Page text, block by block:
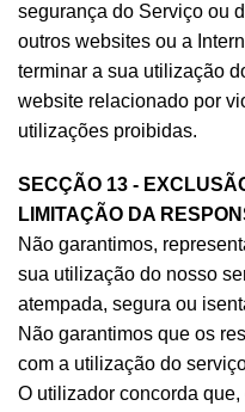
segurança do Serviço ou
outros websites ou a
terminar a sua utilização
website relacionado por
utilizações proibidas.
SECÇÃO 13 -
LIMITAÇÃO DA
Não garantimos,
sua utilização do nosso
atempada, segura ou
Não garantimos que os
com a utilização do
O utilizador concorda